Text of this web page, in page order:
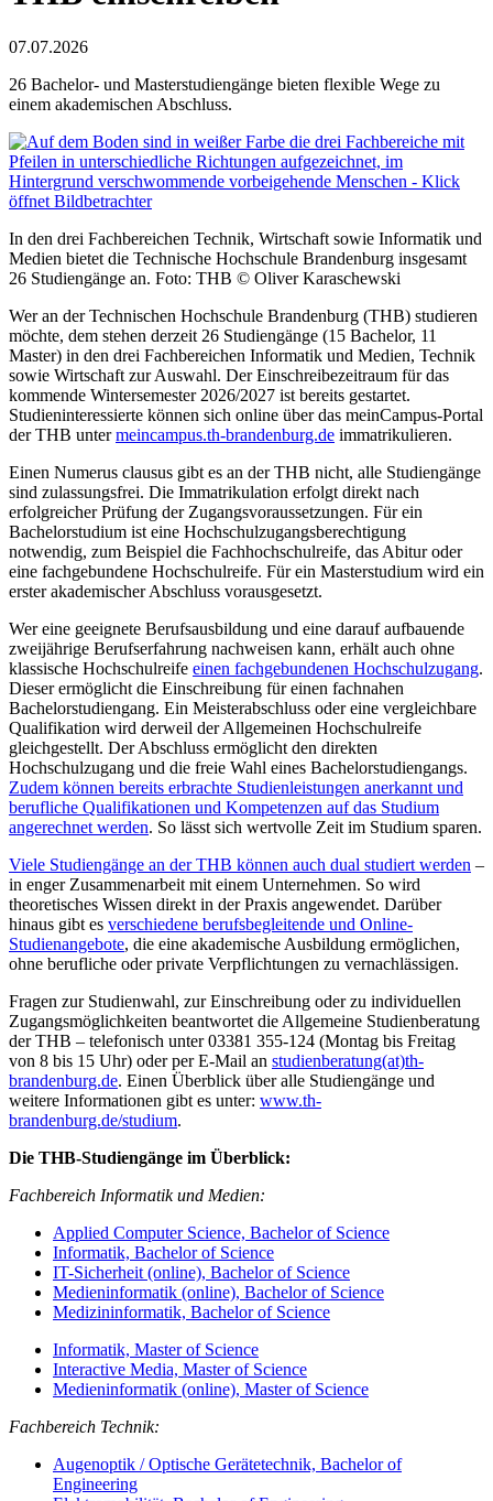
07.07.2026
26 Bachelor- und Masterstudiengänge bieten flexible Wege zu
einem akademischen Abschluss.
In den drei Fachbereichen Technik, Wirtschaft sowie Informatik und
Medien bietet die Technische Hochschule Brandenburg insgesamt
26 Studiengänge an. Foto: THB © Oliver Karaschewski
Wer an der Technischen Hochschule Brandenburg (THB) studieren
möchte, dem stehen derzeit 26 Studiengänge (15 Bachelor, 11
Master) in den drei Fachbereichen Informatik und Medien, Technik
sowie Wirtschaft zur Auswahl. Der Einschreibezeitraum für das
kommende Wintersemester 2026/2027 ist bereits gestartet.
Studieninteressierte können sich online über das meinCampus-Portal
der THB untermeincampus.th-brandenburg.de immatrikulieren.
Einen Numerus clausus gibt es an der THB nicht, alle Studiengänge
sind zulassungsfrei. Die Immatrikulation erfolgt direkt nach
erfolgreicher Prüfung der Zugangsvoraussetzungen. Für ein
Bachelorstudium ist eine Hochschulzugangsberechtigung
notwendig, zum Beispiel die Fachhochschulreife, das Abitur oder
eine fachgebundene Hochschulreife. Für ein Masterstudium wird ein
erster akademischer Abschluss vorausgesetzt.
Wer eine geeignete Berufsausbildung und eine darauf aufbauende
zweijährige Berufserfahrung nachweisen kann, erhält auch ohne
klassische Hochschulreife einen fachgebundenen Hochschulzugang.
Dieser ermöglicht die Einschreibung für einen fachnahen
Bachelorstudiengang. Ein Meisterabschluss oder eine vergleichbare
Qualifikation wird derweil der Allgemeinen Hochschulreife
gleichgestellt. Der Abschluss ermöglicht den direkten
Hochschulzugang und die freie Wahl eines Bachelorstudiengangs.
Zudem können bereits erbrachte Studienleistungen anerkannt und
berufliche Qualifikationen und Kompetenzen auf das Studium
angerechnet werden. So lässt sich wertvolle Zeit im Studium sparen.
Viele Studiengänge an der THB können auch dual studiert werden –
in enger Zusammenarbeit mit einem Unternehmen. So wird
theoretisches Wissen direkt in der Praxis angewendet. Darüber
hinaus gibt es verschiedene berufsbegleitende und Online-
Studienangebote, die eine akademische Ausbildung ermöglichen,
ohne berufliche oder private Verpflichtungen zu vernachlässigen.
Fragen zur Studienwahl, zur Einschreibung oder zu individuellen
Zugangsmöglichkeiten beantwortet die Allgemeine Studienberatung
der THB – telefonisch unter 03381 355-124 (Montag bis Freitag
von 8 bis 15 Uhr) oder per E-Mail an studienberatung(at)th-
brandenburg.de. Einen Überblick über alle Studiengänge und
weitere Informationen gibt es unter: www.th-
brandenburg.de/studium.
Die THB-Studiengänge im Überblick:
Fachbereich Informatik und Medien:
Applied Computer Science, Bachelor of Science
Informatik, Bachelor of Science
IT-Sicherheit (online), Bachelor of Science
Medieninformatik (online), Bachelor of Science
Medizininformatik, Bachelor of Science
Informatik, Master of Science
Interactive Media, Master of Science
Medieninformatik (online), Master of Science
Fachbereich Technik:
Augenoptik / Optische Gerätetechnik, Bachelor of
Engineering